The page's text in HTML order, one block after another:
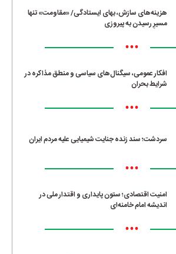
هزینه‌های سازش، بهای ایستادگی/ «مقاومت» تنها
مسیرِ رسیدن به پیروزی
•••
افکار عمومی، سیگنال‌های سیاسی و منطق مذاکره در
شرایط بحران
•••
سردشت؛ سند زنده جنایت شیمیایی علیه مردم ایران
•••
امنیت اقتصادی؛ ستون پایداری و اقتدار ملی در
اندیشه امام خامنه‌ای
•••